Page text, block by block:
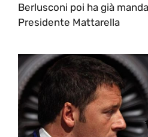
Berlusconi poi ha già
Presidente Mattarella